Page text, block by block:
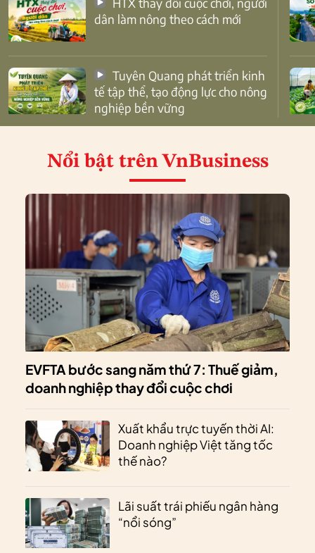
dân làm nông theo cách mới
tế tập thể, tạo động lực cho nông
nghiệp bền vững
Nổi bật trên VnBusiness
EVFTA bước sang năm thứ 7: Thuế giảm,
doanh nghiệp thay đổi cuộc chơi
Xuất khẩu trực tuyến thời AI:
Doanh nghiệp Việt tăng tốc
thế nào?
Lãi suất trái phiếu ngân hàng
“nổi sóng”